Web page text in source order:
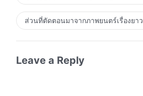
ส่วนที่ตัดตอนมาจากภาพยนตร์เรื่องยาว
Leave a Reply